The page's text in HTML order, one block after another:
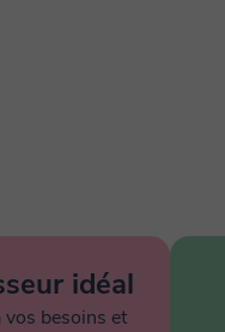
idéal
besoins et